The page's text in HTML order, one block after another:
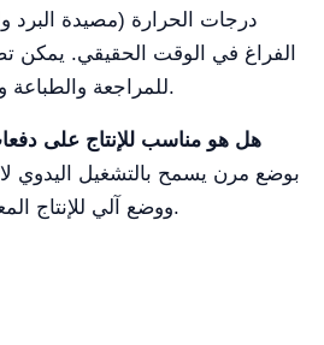
درجات الحرارة (مصيدة البرد
الفراغ في الوقت الحقيقي. يمكن
عبر USB للمراجعة والطباعة والتحقق.
هل هو مناسب للإنتاج على
بوضع مرن يسمح بالتشغيل اليدوي
ووضع آلي للإنتاج المعياري على دفعات.